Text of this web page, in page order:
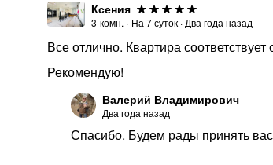
Ксения
3-комн. · На 7суток · Два года назад
Все отлично. Квартира
Рекомендую!
Валерий Владимирович
Два года назад
Спасибо. Будем рады принять